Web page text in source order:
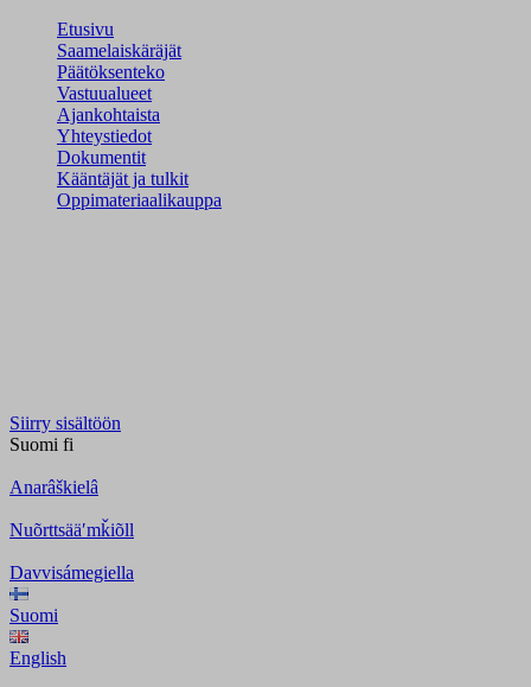
Etusivu
Saamelaiskäräjät
Päätöksenteko
Vastuualueet
Ajankohtaista
Yhteystiedot
Dokumentit
Kääntäjät ja tulkit
Oppimateriaalikauppa
Siirry sisältöön
Suomi fi
Anarâškielâ
Nuõrttsääʹmǩiõll
Davvisámegiella
Suomi
English